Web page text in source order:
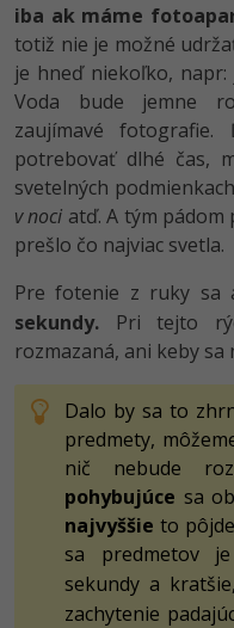
iba ak máme
totiž nie je možné
je hneď niekoľko, napr:
Voda bude jemne
zaujímavé fotografie.
potrebovať dlhé čas,
svetelných
v noci atď. A tým
prešlo čo najviac svetla.
Pre fotenie z ruky sa
sekundy. Pri tejto
rozmazaná, ani keby
Dalo by sa to
predmety,
nič nebude
pohybujúce sa
najvyššie to
sa predmetov
sekundy a
zachytenie